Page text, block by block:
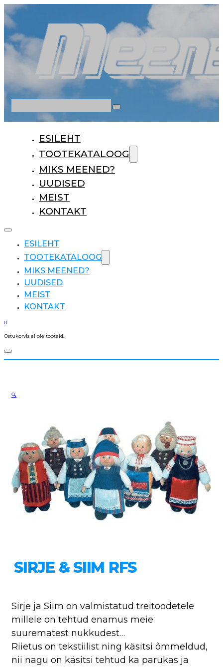
ESILEHT
TOOTEKATALOOG
MIKS MEENED?
UUDISED
MEIST
KONTAKT
ESILEHT
TOOTEKATALOOG
MIKS MEENED?
UUDISED
MEIST
KONTAKT
0
Ostukorvis ei ole tooteid.
SIRJE & SIIM RFS
Sirje ja Siim on valmistatud treitoodetele
millele on tehtud enamus meie
suurematest nukkudest…
Riietus on tekstiilist ning käsitsi õmmeldud,
nii nagu on käsitsi tehtud ka parukas ja
🔍